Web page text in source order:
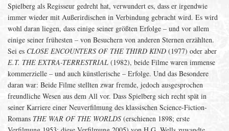
Spielberg als Regisseur gedreht hat, verwundert es, dass er irgendwie
immer wieder mit Außerirdischen in Verbindung gebracht wird. Es wird
wohl daran liegen, dass einige seiner größten Erfolge – und vor allem
einige seiner frühesten – von Besuchern von anderen Sternen erzählten.
Sei es CLOSE ENCOUNTERS OF THE THIRD KIND (1977) oder aber
E.T. THE EXTRA-TERRESTRIAL (1982), beide Filme waren immense
kommerzielle – und auch künstlerische – Erfolge. Und das Besondere
daran war: Beide Filme stellten zwar fremde, jedoch ausgesprochen
freundliche Wesen aus dem All vor. Dass Spielberg sich recht spät in
seiner Karriere einer Neuverfilmung des klassischen Science-Fiction-
Romans THE WAR OF THE WORLDS (erschienen 1898; erste